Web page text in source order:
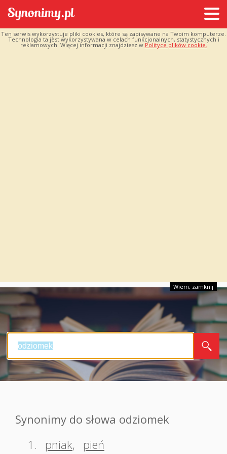
Ten serwis wykorzystuje pliki cookies, które są zapisywane na Twoim komputerze.
Technologia ta jest wykorzystywana w celach funkcjonalnych, statystycznych i
reklamowych. Więcej informacji znajdziesz w Polityce plików cookie.
Wiem, zamknij
Synonimy do słowa odziomek
1.
pniak, pień